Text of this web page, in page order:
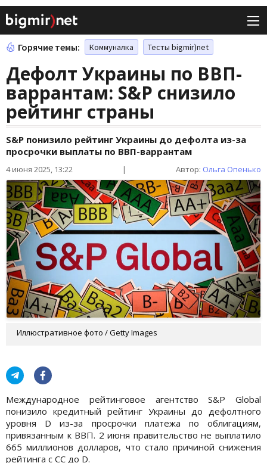
Горячие темы: Коммуналка Тесты bigmir)net
Дефолт Украины по ВВП-
варрантам: S&P снизило
рейтинг страны
S&P понизило рейтинг Украины до дефолта из-за
просрочки выплаты по ВВП-варрантам
4 июня 2025, 13:22 | Автор: Ольга Опенько
Иллюстративное фото / Getty Images
Международное рейтинговое агентство S&P Global
понизило кредитный рейтинг Украины до дефолтного
уровня D из-за просрочки платежа по облигациям,
привязанным к ВВП. 2 июня правительство не выплатило
665 миллионов долларов, что стало причиной снижения
рейтинга с CC до D.